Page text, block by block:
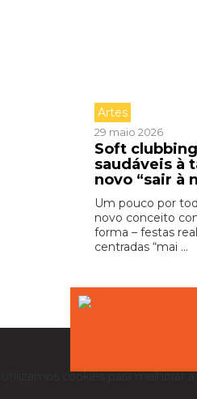
Artes
29 maio 2026
Soft
saudáveis à
novo “sair à
Um pouco por
novo conceito
forma – festas
centradas “mai ...
Utilizamos cookies para